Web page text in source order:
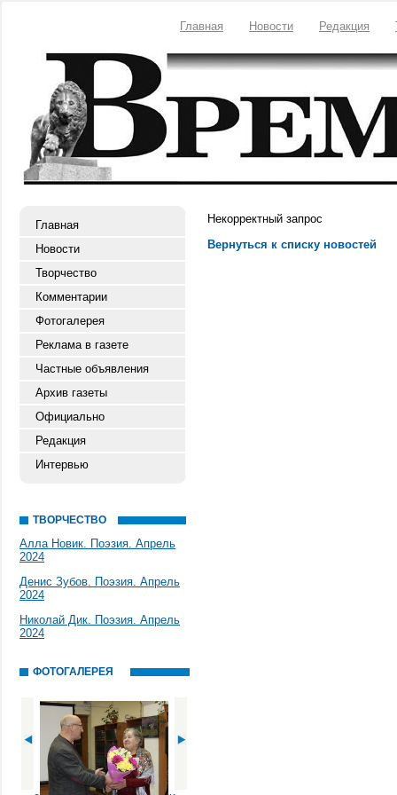
Главная Новости Редакция
Главная
Новости
Творчество
Комментарии
Фотогалерея
Реклама в газете
Частные объявления
Архив газеты
Официально
Редакция
Интервью
ТВОРЧЕСТВО
Алла Новик. Поэзия. Апрель
2024
Денис Зубов. Поэзия. Апрель
2024
Николай Дик. Поэзия. Апрель
2024
ФОТОГАЛЕРЕЯ
Некорректный запрос
Вернуться к списку новостей